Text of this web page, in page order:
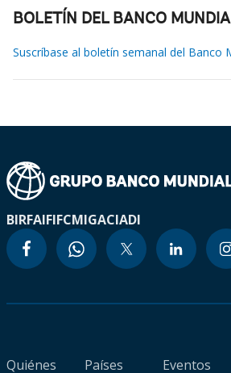
BOLETÍN DEL BANCO
Suscríbase al boletín semanal del Banco
BIRFAIFIFCMIGACIADI
Quiénes
Países
Eventos